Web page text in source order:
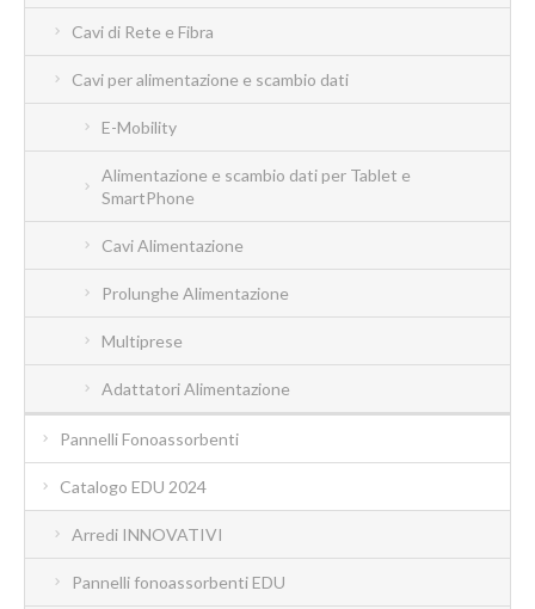
Cavi di Rete e Fibra
Cavi per alimentazione e scambio dati
E-Mobility
Alimentazione e scambio dati per Tablet e
SmartPhone
Cavi Alimentazione
Prolunghe Alimentazione
Multiprese
Adattatori Alimentazione
Pannelli Fonoassorbenti
Catalogo EDU 2024
Arredi INNOVATIVI
Pannelli fonoassorbenti EDU